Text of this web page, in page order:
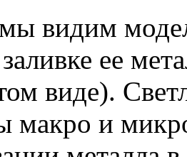
видим
ее
виде).
макро и